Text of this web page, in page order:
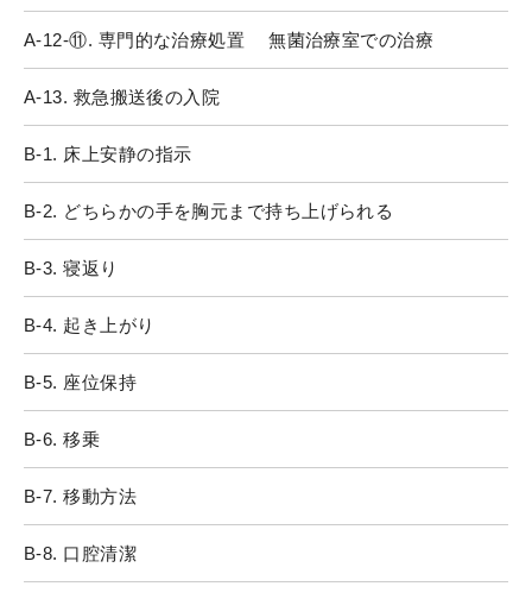
A-12-⑪. 専門的な治療処置 無菌治療室での治療
A-13. 救急搬送後の入院
B-1. 床上安静の指示
B-2. どちらかの手を胸元まで持ち上げられる
B-3. 寝返り
B-4. 起き上がり
B-5. 座位保持
B-6. 移乗
B-7. 移動方法
B-8. 口腔清潔